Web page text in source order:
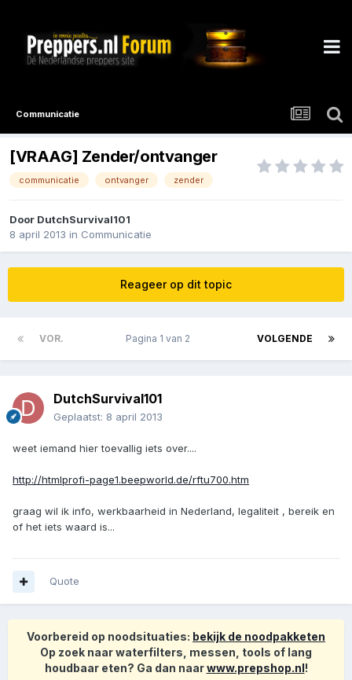
Communicatie
[VRAAG] Zender/ontvanger
communicatie ontvanger zender
Door DutchSurvival101
8 april 2013 in Communicatie
Reageer op dit topic
VOR. VOLGENDE
Pagina 1 van 2
DutchSurvival101
Geplaatst: 8 april 2013
weet iemand hier toevallig iets over....
http://htmlprofi-page1.beepworld.de/rftu700.htm
graag wil ik info, werkbaarheid in Nederland, legaliteit , bereik en
of het iets waard is...
Quote
Voorbereid op noodsituaties: bekijk de noodpakketen
Op zoek naar waterfilters, messen, tools of lang
houdbaar eten? Ga dan naarwww.prepshop.nl!